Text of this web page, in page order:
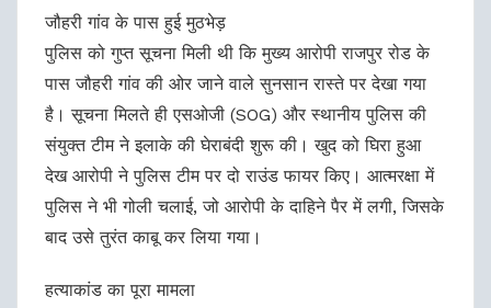
जौहरी गांव के पास हुई मुठभेड़
पुलिस को गुप्त सूचना मिली थी कि मुख्य आरोपी राजपुर रोड के
पास जौहरी गांव की ओर जाने वाले सुनसान रास्ते पर देखा गया
है। सूचना मिलते ही एसओजी (SOG) और स्थानीय पुलिस की
संयुक्त टीम ने इलाके की घेराबंदी शुरू की। खुद को घिरा हुआ
देख आरोपी ने पुलिस टीम पर दो राउंड फायर किए। आत्मरक्षा में
पुलिस ने भी गोली चलाई, जो आरोपी के दाहिने पैर में लगी, जिसके
बाद उसे तुरंत काबू कर लिया गया।
हत्याकांड का पूरा मामला